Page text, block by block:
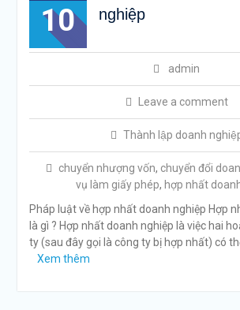
10
nghiệp
admin
Leave a comment
Thành lập doanh
chuyển nhượng vốn, chuyển đổi
vụ làm giấy phép, hợp nhất
Pháp luật về hợp nhất doanh nghiệp Hợp
là gì ? Hợp nhất doanh nghiệp là việc hai
ty (sau đây gọi là công ty bị hợp nhất) có
Xem thêm